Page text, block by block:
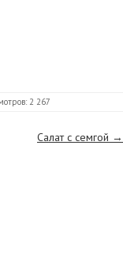
2 267
Салат с семгой →